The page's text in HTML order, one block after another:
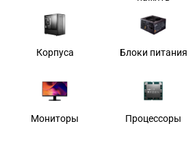
Корпуса Блоки питания
Мониторы Процессоры